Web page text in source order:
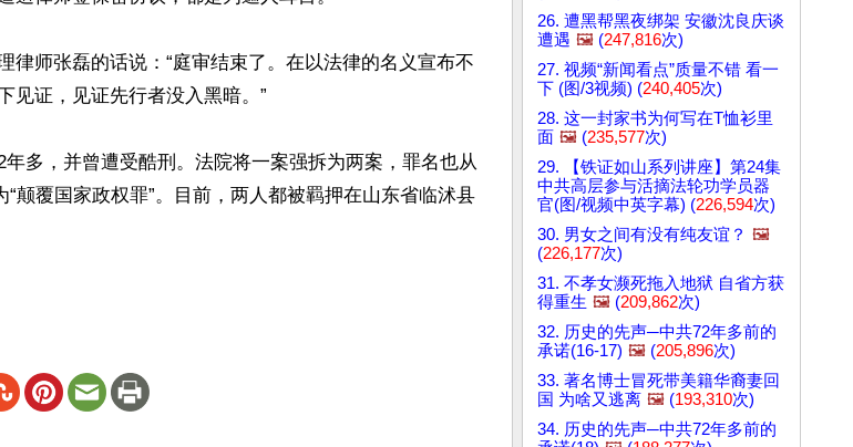
律师张磊的话说：“庭审结束了。在以法律的名义宣布不
见证，见证先行者没入黑暗。”
多，并曾遭受酷刑。法院将一案强拆为两案，罪名也从
“颠覆国家政权罪”。目前，两人都被羁押在山东省临沭县
26. 遭黑帮黑夜绑架 安徽沈良庆谈
遭遇 🖼️ (247,816次)
27. 视频“新闻看点”质量不错 看一
下 (图/3视频) (240,405次)
28. 这一封家书为何写在T恤衫里
面 🖼️ (235,577次)
29. 【铁证如山系列讲座】第24集
中共高层参与活摘法轮功学员器
官(图/视频中英字幕) (226,594次)
30. 男女之间有没有纯友谊？ 🖼️
(226,177次)
31. 不孝女濒死拖入地狱 自省方获
得重生 🖼️ (209,862次)
32. 历史的先声─中共72年多前的
承诺(16-17) 🖼️ (205,896次)
33. 著名博士冒死带美籍华裔妻回
国 为啥又逃离 🖼️ (193,310次)
34. 历史的先声─中共72年多前的